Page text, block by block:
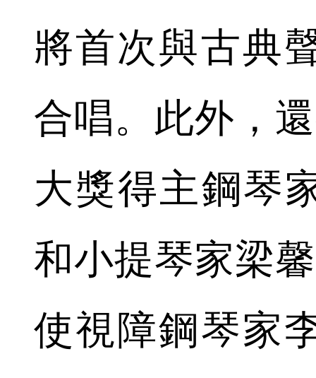
將首次與古典
合唱。此外，
大獎得主鋼琴
和小提琴家梁
使視障鋼琴家